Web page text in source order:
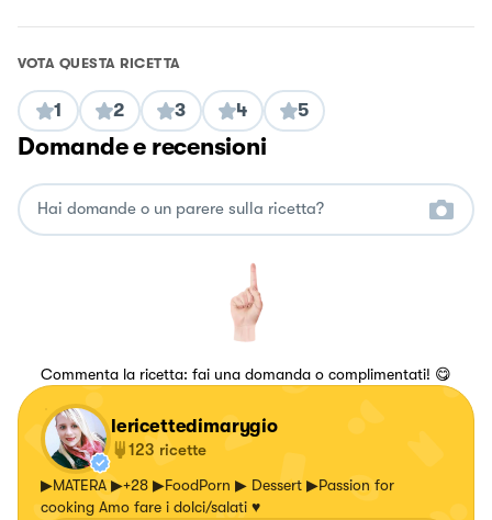
VOTA QUESTA RICETTA
1 2 3 4 5
Domande e recensioni
Commenta la ricetta: fai una domanda o complimentati! 😋
lericettedimarygio
123 ricette
▶MATERA ▶+28 ▶FoodPorn ▶ Dessert ▶Passion for
cooking Amo fare i dolci/salati ♥